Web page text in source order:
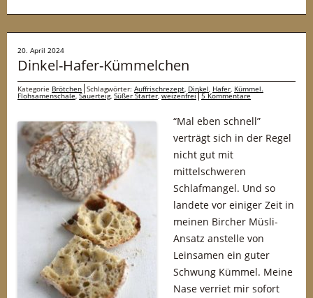
20. April 2024
Dinkel-Hafer-Kümmelchen
Kategorie Brötchen Schlagwörter: Auffrischrezept, Dinkel, Hafer, Kümmel.
Flohsamenschale,Sauerteig, Süßer Starter,weizenfrei 5 Kommentare
“Mal eben schnell”
verträgt sich in der Regel
nicht gut mit
mittelschweren
Schlafmangel. Und so
landete vor einiger Zeit in
meinen Bircher Müsli-
Ansatz anstelle von
Leinsamen ein guter
Schwung Kümmel. Meine
Nase verriet mir sofort